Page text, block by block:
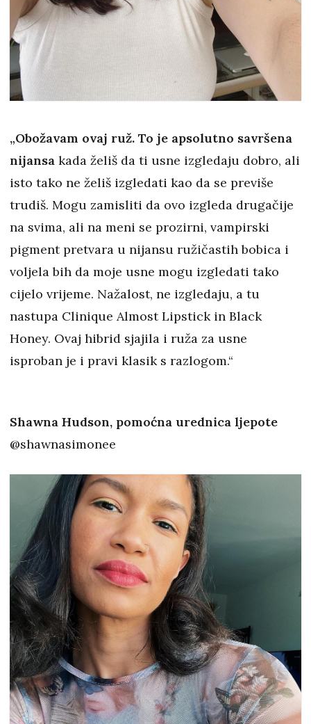
„Obožavam ovaj ruž. To je apsolutno savršena
nijansa kada želiš da ti usne izgledaju dobro, ali
isto tako ne želiš izgledati kao da se previše
trudiš. Mogu zamisliti da ovo izgleda drugačije
na svima, ali na meni se prozirni, vampirski
pigment pretvara u nijansu ružičastih bobica i
voljela bih da moje usne mogu izgledati tako
cijelo vrijeme. Nažalost, ne izgledaju, a tu
nastupa Clinique Almost Lipstick in Black
Honey. Ovaj hibrid sjajila i ruža za usne
isproban je i pravi klasik s razlogom.“
Shawna Hudson, pomoćna urednica ljepote
@shawnasimonee